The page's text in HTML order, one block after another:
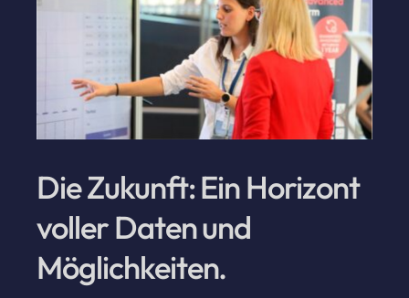
Die Zukunft: Ein Horizont
voller Daten und
Möglichkeiten.